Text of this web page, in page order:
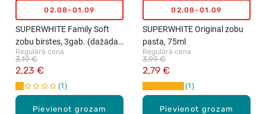
Pievienot grozam
02.08-01.09
SUPERWHITE Family Soft
zobu birstes, 3gab. (dažādas
krāsas)
Regulārā cena
2,23 €
3,19 €
1
Pievienot grozam
02.08-01.09
SUPERWHITE Original zobu
pasta, 75ml
Regulārā cena
2,79 €
3,99 €
1